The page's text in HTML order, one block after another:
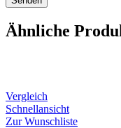
Ähnliche
Vergleich
Schnellansicht
Zur Wunschliste